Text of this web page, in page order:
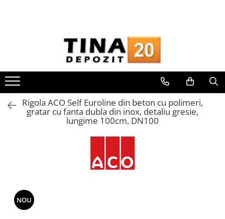
Standard
Hidrofugate
Ignifugate
Benzi Gips Carton
Racorduri
Rigola ACO Self Euroline din beton cu polimeri,
gratar cu fanta dubla din inox, detaliu gresie,
lungime 100cm, DN100
NOU